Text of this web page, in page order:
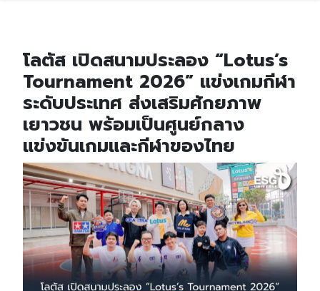
โลตัส เปิดสนามประลอง “Lotus’s
Tournament 2026” แข่งเกมกีฬา
ระดับประเทศ ส่งเสริมศักยภาพ
เยาวชน พร้อมเป็นศูนย์กลาง
แข่งขันเกมและกีฬาของไทย